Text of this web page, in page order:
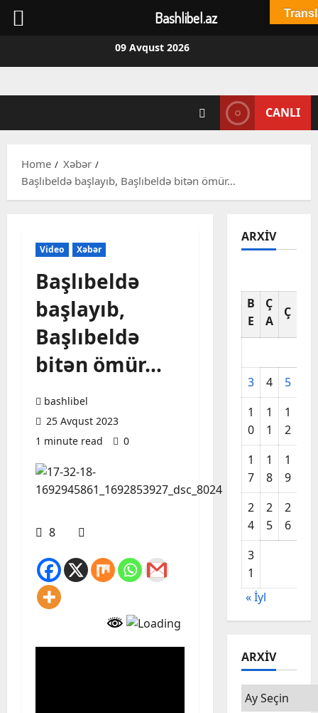
09 Avqust 2026
CANLI
Home
Xəbər
Başlıbeldə başlayıb, Başlıbeldə bitən ömür…
Video Xəbər
Başlıbeldə
başlayıb,
Başlıbeldə
bitən ömür…
bashlibel
25 Avqust 2023
1 minute read
0
8
ARXIV
B
E
Ç
A
Ç
3 4 5
1
0
1
1
1
2
1
7
1
8
1
9
2
4
2
5
2
6
3
1
« İyl
ARXIV
Arxiv
Bashlibel.az